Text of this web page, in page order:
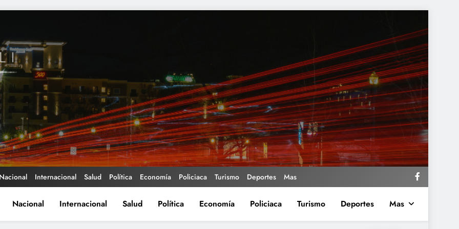
Nacional Internacional Salud Política Economía Policiaca Turismo Deportes Mas
Nacional Internacional Salud Política Economía Policiaca Turismo Deportes Mas